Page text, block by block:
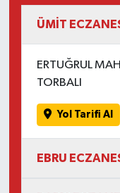
ÜMİT
ERTUĞRUL
TORBALI
Yol Tarifi Al
EBRU